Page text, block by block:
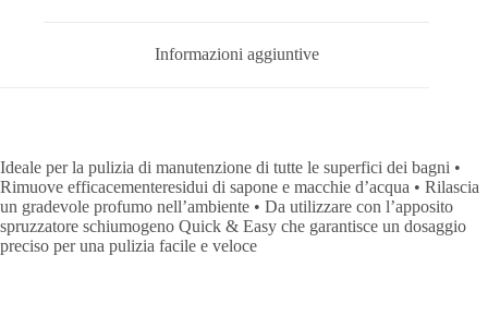
Informazioni aggiuntive
Ideale per la pulizia di manutenzione di tutte le superfici dei bagni •
Rimuove efficacementeresidui di sapone e macchie d’acqua • Rilascia
un gradevole profumo nell’ambiente • Da utilizzare con l’apposito
spruzzatore schiumogeno Quick & Easy che garantisce un dosaggio
preciso per una pulizia facile e veloce